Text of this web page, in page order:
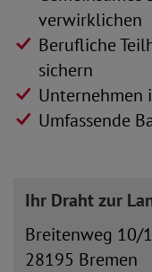
verwirklichen
Berufliche
sichern
Unternehmen
Umfassende
Ihr Draht zur
Breitenweg 10/
28195 Bremen